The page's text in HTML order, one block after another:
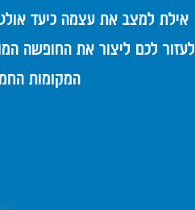
אילת למצב את עצמה כיעד
לעזור לכם ליצור את החופשה
המקומות